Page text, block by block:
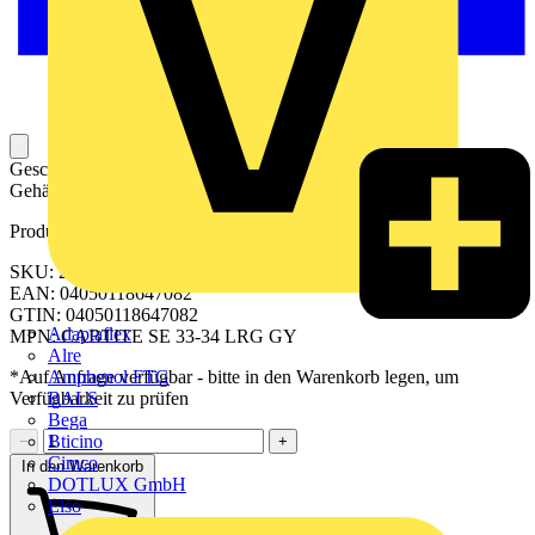
Adaptaflex
Alre
Amphenol FTG
BALS
Bega
Bticino
Cimco
DOTLUX GmbH
Elso
Geschlitzte Kabeltülle für das Einführen von Leitungen in ein
Gehäuse.
Produktkennzeichen
SKU: 2584910000
EAN: 04050118647082
GTIN: 04050118647082
MPN: CABTITE SE 33-34 LRG GY
*Auf Anfrage verfügbar - bitte in den Warenkorb legen, um
Verfügbarkeit zu prüfen
−
+
In den Warenkorb